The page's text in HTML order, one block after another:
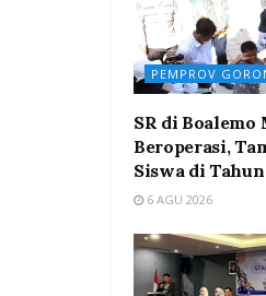
PEMPROV
SR di Boalemo
Beroperasi,
Siswa di
6 AGU 2026